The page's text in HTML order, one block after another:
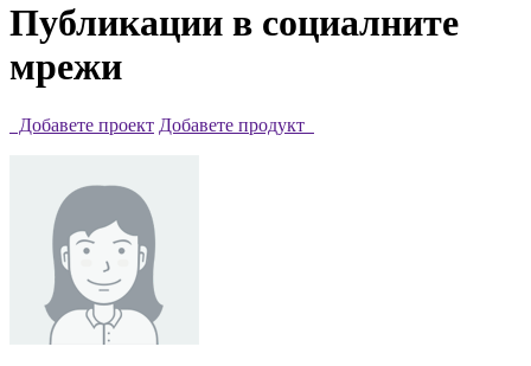
Публикации в социалните
мрежи
Добавете проект Добавете продукт